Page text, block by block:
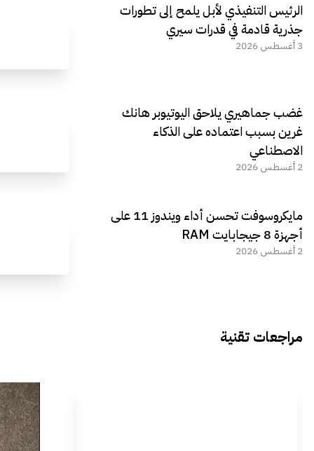
الرئيس التنفيذي لأبل يلمح إلى تطورات
جذرية قادمة في قدرات سيري
3 أغسطس 2026
غضب جماهيري يلاحق اليوتيوبر هانك
غرين بسبب اعتماده على الذكاء
الاصطناعي
2 أغسطس 2026
مايكروسوفت تحسن أداء ويندوز 11 على
أجهزة 8 جيجابايت RAM
2 أغسطس 2026
مراجعات تقنية